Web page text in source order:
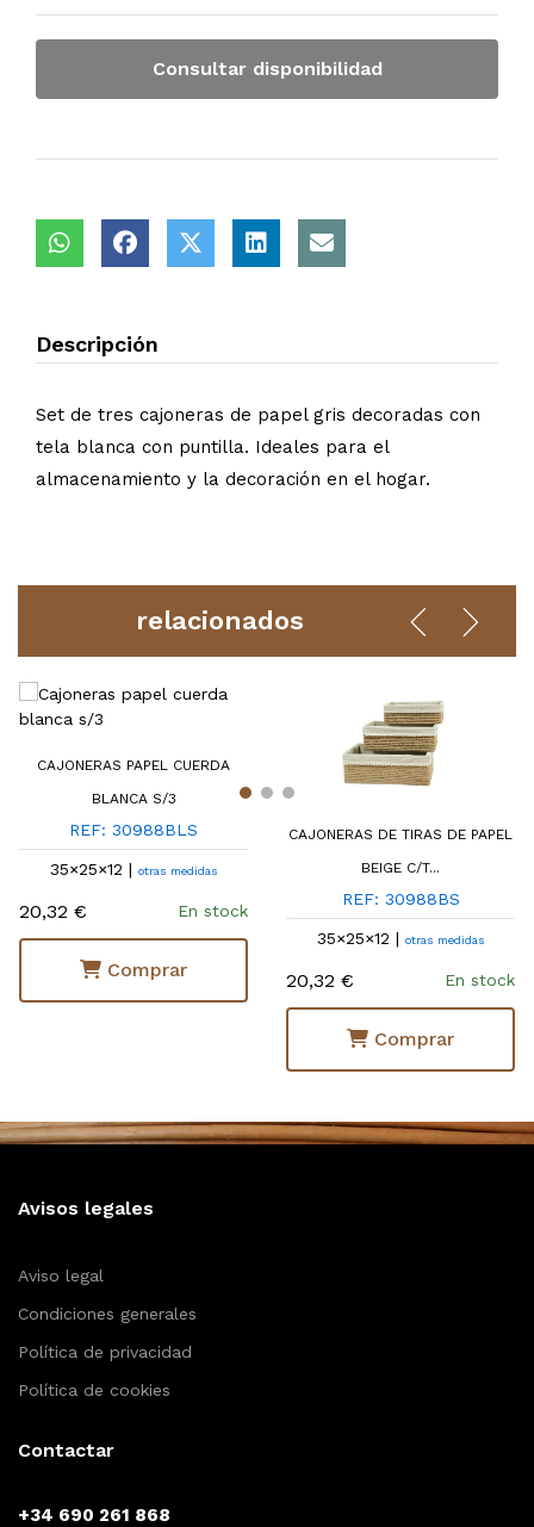
Consultar disponibilidad
Descripción
Set de tres cajoneras de papel gris decoradas con
tela blanca con puntilla. Ideales para el
almacenamiento y la decoración en el hogar.
relacionados
CAJONERAS PAPEL CUERDA
BLANCA S/3
REF: 30988BLS
35×25×12 | otras medidas
20,32 € En stock
Comprar
CAJONERAS DE TIRAS DE PAPEL
BEIGE C/T...
REF: 30988BS
35×25×12 | otras medidas
20,32 € En stock
Comprar
Avisos legales
Aviso legal
Condiciones generales
Política de privacidad
Política de cookies
Contactar
+34 690 261 868